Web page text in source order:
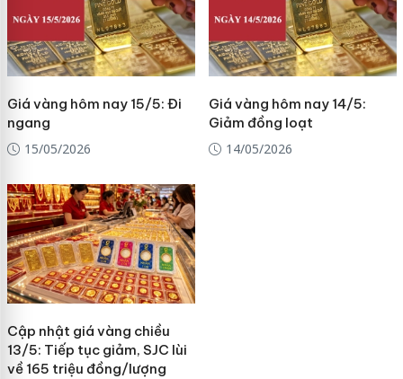
Giá vàng hôm nay 15/5: Đi
ngang
15/05/2026
Giá vàng hôm nay 14/5:
Giảm đồng loạt
14/05/2026
Cập nhật giá vàng chiều
13/5: Tiếp tục giảm, SJC lùi
về 165 triệu đồng/lượng